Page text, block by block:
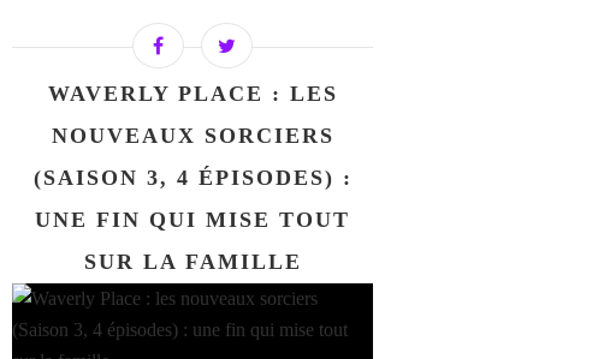
WAVERLY PLACE : LES
NOUVEAUX SORCIERS
(SAISON 3, 4 ÉPISODES) :
UNE FIN QUI MISE TOUT
SUR LA FAMILLE